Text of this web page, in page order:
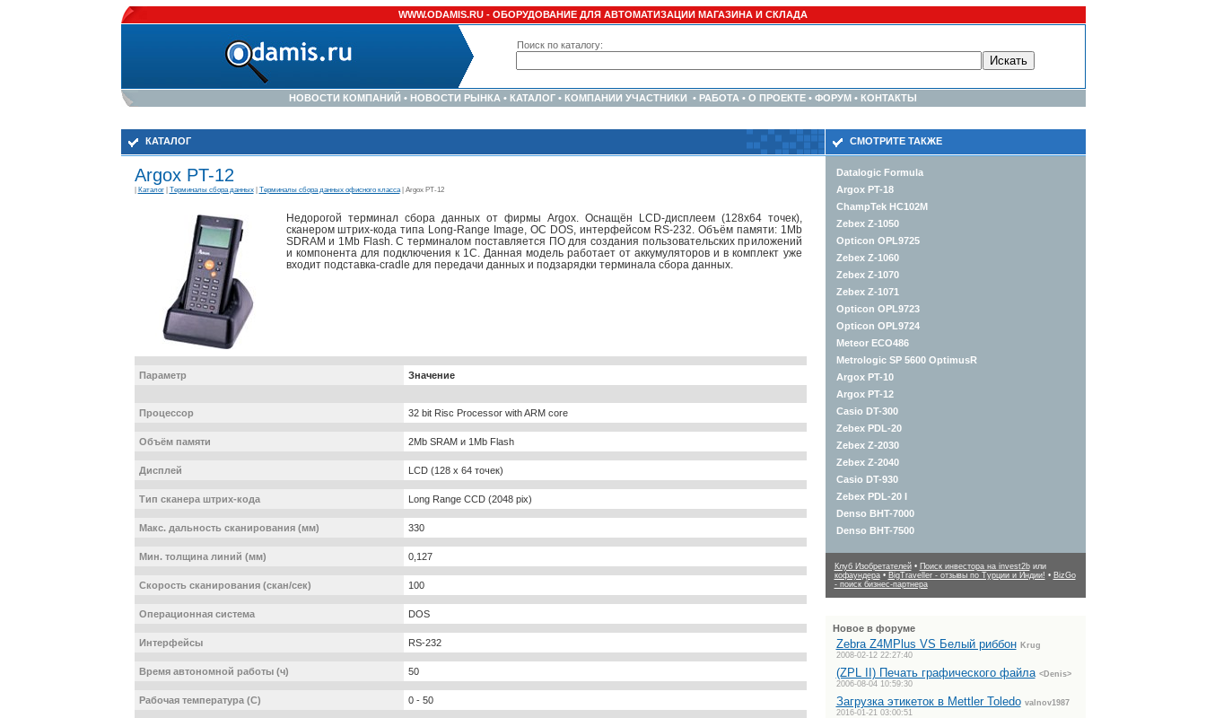
WWW.ODAMIS.RU - ОБОРУДОВАНИЕ ДЛЯ АВТОМАТИЗАЦИИ МАГАЗИНА И СКЛАДА
Поиск по каталогу:
НОВОСТИ КОМПАНИЙ • НОВОСТИ РЫНКА • КАТАЛОГ • КОМПАНИИ УЧАСТНИКИ • РАБОТА • О ПРОЕКТЕ • ФОРУМ • КОНТАКТЫ
КАТАЛОГ СМОТРИТЕ ТАКЖЕ
Argox PT-12
Каталог| Терминалы сбора данных| Терминалы сбора данных офисного класса| Argox PT-12
Недорогой терминал сбора данных от фирмы Argox. Оснащён LCD-дисплеем (128х64 точек),
сканером штрих-кода типа Long-Range Image, ОС DOS, интерфейсом RS-232. Объём памяти: 1Mb
SDRAM и 1Mb Flash. С терминалом поставляется ПО для создания пользовательских приложений
и компонента для подключения к 1С. Данная модель работает от аккумуляторов и в комплект уже
входит подставка-cradle для передачи данных и подзарядки терминала сбора данных.
Параметр Значение
Процессор 32 bit Risc Processor with ARM core
Объём памяти 2Mb SRAM и 1Mb Flash
Дисплей LCD (128 x 64 точек)
Тип сканера штрих-кода Long Range CCD (2048 pix)
Макс. дальность сканирования (мм) 330
Мин. толщина линий (мм) 0,127
Скорость сканирования (скан/сек) 100
Операционная система DOS
Интерфейсы RS-232
Время автономной работы (ч) 50
Рабочая температура (С) 0 - 50
Datalogic Formula
Argox PT-18
ChampTek HC102M
Zebex Z-1050
Opticon OPL9725
Zebex Z-1060
Zebex Z-1070
Zebex Z-1071
Opticon OPL9723
Opticon OPL9724
Meteor ECO486
Metrologic SP 5600 OptimusR
Argox PT-10
Argox PT-12
Casio DT-300
Zebex PDL-20
Zebex Z-2030
Zebex Z-2040
Casio DT-930
Zebex PDL-20 I
Denso BHT-7000
Denso BHT-7500
Клуб Изобретателей• Поиск инвестора на invest2bили
кофаундера• BigTraveller - отзывы по Турции и Индии! • BizGo
- поиск бизнес-партнера
Новое в форуме
Zebra Z4MPlus VS Белый риббон
Krug
2008-02-12 22:27:40
(ZPL II) Печать графического файла <Denis>
2006-08-04 10:59:30
Загрузка этикеток в Mettler Toledo valnov1987
2016-01-21 03:00:51